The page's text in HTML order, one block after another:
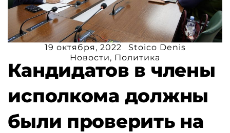
19 октября, 2022
Stoico Denis
Новости, Политика
Кандидатов в члены
исполкома должны
были проверить на